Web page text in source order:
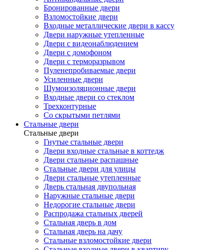
Бронированные двери
Взломостойкие двери
Входные металлические двери в кассу
Двери наружные утепленные
Двери с видеонаблюдением
Двери с домофоном
Двери с терморазрывом
Пуленепробиваемые двери
Усиленные двери
Шумоизоляционные двери
Входные двери со стеклом
Трехконтурные
Со скрытыми петлями
Стальные двери
Стальные двери
Гнутые стальные двери
Двери входные стальные в коттедж
Двери стальные распашные
Стальные двери для улицы
Двери стальные утепленные
Дверь стальная двупольная
Наружные стальные двери
Недорогие стальные двери
Распродажа стальных дверей
Стальная дверь в дом
Стальная дверь на дачу
Стальные взломостойкие двери